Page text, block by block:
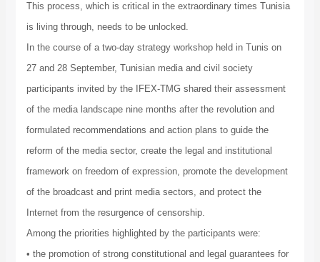
This process, which is critical in the extraordinary times Tunisia
is living through, needs to be unlocked.
In the course of a two-day strategy workshop held in Tunis on
27 and 28 September, Tunisian media and civil society
participants invited by the IFEX-TMG shared their assessment
of the media landscape nine months after the revolution and
formulated recommendations and action plans to guide the
reform of the media sector, create the legal and institutional
framework on freedom of expression, promote the development
of the broadcast and print media sectors, and protect the
Internet from the resurgence of censorship.
Among the priorities highlighted by the participants were:
• the promotion of strong constitutional and legal guarantees for